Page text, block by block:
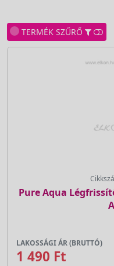
TERMÉK SZŰRŐ
Pure Aqua
LAKOSSÁGI ÁR (BRUTTÓ)
1 490 Ft